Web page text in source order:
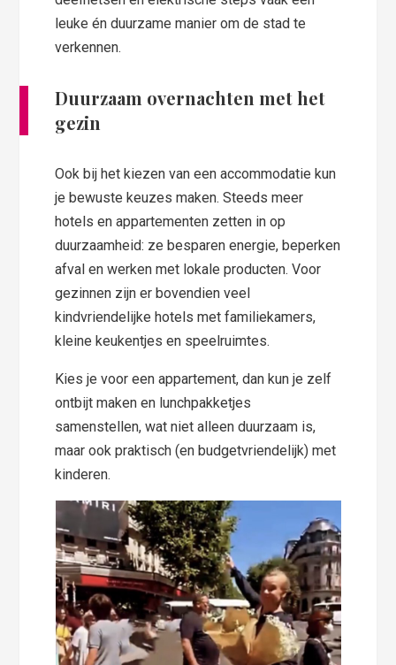
leuke én duurzame manier om de stad te
verkennen.
Duurzaam overnachten met het
gezin
Ook bij het kiezen van een accommodatie kun
je bewuste keuzes maken. Steeds meer
hotels en appartementen zetten in op
duurzaamheid: ze besparen energie, beperken
afval en werken met lokale producten. Voor
gezinnen zijn er bovendien veel
kindvriendelijke hotels met familiekamers,
kleine keukentjes en speelruimtes.
Kies je voor een appartement, dan kun je zelf
ontbijt maken en lunchpakketjes
samenstellen, wat niet alleen duurzaam is,
maar ook praktisch (en budgetvriendelijk) met
kinderen.